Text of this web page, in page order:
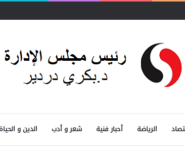
الرياضة أحبار فنية شعر و أدب الدين و الحياة